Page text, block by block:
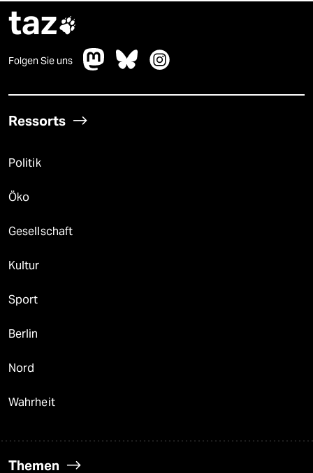
taz
Folgen Sie uns
Ressorts
Politik
Öko
Gesellschaft
Kultur
Sport
Berlin
Nord
Wahrheit
Themen